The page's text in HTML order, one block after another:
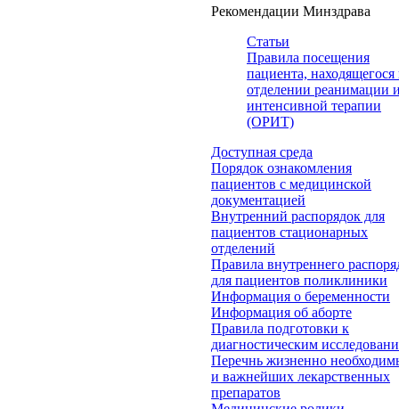
Рекомендации Минздрава
Статьи
Правила посещения
пациента, находящегося
отделении реанимации и
интенсивной терапии
(ОРИТ)
Доступная среда
Порядок ознакомления
пациентов с медицинской
документацией
Внутренний распорядок для
пациентов стационарных
отделений
Правила внутреннего
для пациентов поликлиники
Информация о беременности
Информация об аборте
Правила подготовки к
диагностическим
Перечнь жизненно
и важнейших лекарственных
препаратов